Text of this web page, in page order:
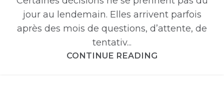
jour au lendemain. Elles arrivent parfois
après des mois de questions, d’attente, de
tentativ...
CONTINUE READING